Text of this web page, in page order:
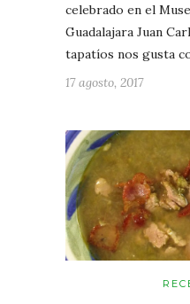
celebrado en el
Guadalajara Juan
tapatíos nos gusta
17 agosto, 2017